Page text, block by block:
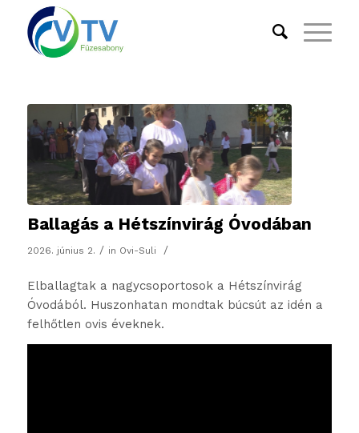
Ballagás a Hétszínvirág Óvodában
2026. június 2. / in Ovi-Suli /
Elballagtak a nagycsoportosok a Hétszínvirág
Óvodából. Huszonhatan mondtak búcsút az idén a
felhőtlen ovis éveknek.